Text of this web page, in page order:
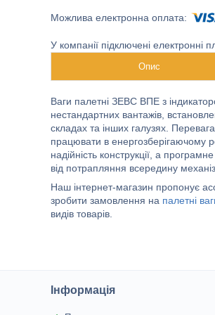
У компанії підключені
Опис
Ваги палетні ЗЕВС ВПЕ з
нестандартних вантажів,
складах та інших галузях.
працювати в енергозберігаючому
надійність конструкції, а
від потрапляння всередину
Наш інтернет-магазин пропонує
зробити замовлення на палетні
видів товарів.
Інформація